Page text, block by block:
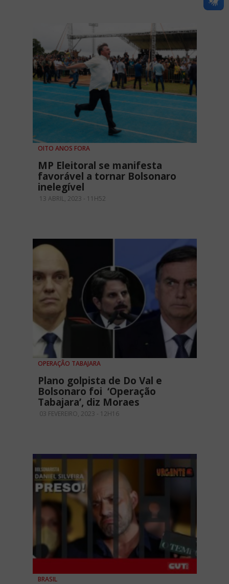
OITO ANOS FORA
MP Eleitoral se manifesta
favorável a tornar Bolsonaro
inelegível
13 ABRIL, 2023 - 11H52
OPERAÇÃO TABAJARA
Plano golpista de Do Val e
Bolsonaro foi ‘Operação
Tabajara’, diz Moraes
03 FEVEREIRO, 2023 - 12H16
BRASIL